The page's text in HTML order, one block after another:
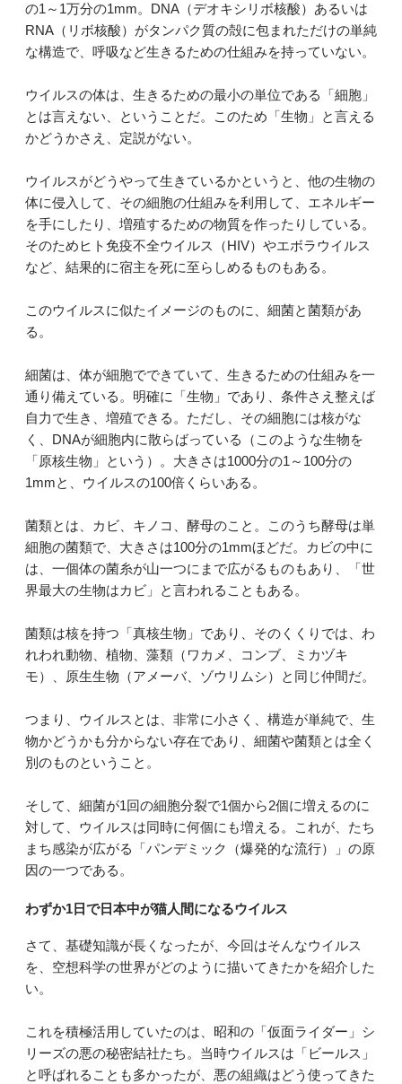
の1～1万分の1mm。DNA（デオキシリボ核酸）あるいは
RNA（リボ核酸）がタンパク質の殻に包まれただけの単純
な構造で、呼吸など生きるための仕組みを持っていない。
ウイルスの体は、生きるための最小の単位である「細胞」
とは言えない、ということだ。このため「生物」と言える
かどうかさえ、定説がない。
ウイルスがどうやって生きているかというと、他の生物の
体に侵入して、その細胞の仕組みを利用して、エネルギー
を手にしたり、増殖するための物質を作ったりしている。
そのためヒト免疫不全ウイルス（HIV）やエボラウイルス
など、結果的に宿主を死に至らしめるものもある。
このウイルスに似たイメージのものに、細菌と菌類があ
る。
細菌は、体が細胞でできていて、生きるための仕組みを一
通り備えている。明確に「生物」であり、条件さえ整えば
自力で生き、増殖できる。ただし、その細胞には核がな
く、DNAが細胞内に散らばっている（このような生物を
「原核生物」という）。大きさは1000分の1～100分の
1mmと、ウイルスの100倍くらいある。
菌類とは、カビ、キノコ、酵母のこと。このうち酵母は単
細胞の菌類で、大きさは100分の1mmほどだ。カビの中に
は、一個体の菌糸が山一つにまで広がるものもあり、「世
界最大の生物はカビ」と言われることもある。
菌類は核を持つ「真核生物」であり、そのくくりでは、わ
れわれ動物、植物、藻類（ワカメ、コンブ、ミカヅキ
モ）、原生生物（アメーバ、ゾウリムシ）と同じ仲間だ。
つまり、ウイルスとは、非常に小さく、構造が単純で、生
物かどうかも分からない存在であり、細菌や菌類とは全く
別のものということ。
そして、細菌が1回の細胞分裂で1個から2個に増えるのに
対して、ウイルスは同時に何個にも増える。これが、たち
まち感染が広がる「パンデミック（爆発的な流行）」の原
因の一つである。
わずか1日で日本中が猫人間になるウイルス
さて、基礎知識が長くなったが、今回はそんなウイルス
を、空想科学の世界がどのように描いてきたかを紹介した
い。
これを積極活用していたのは、昭和の「仮面ライダー」シ
リーズの悪の秘密結社たち。当時ウイルスは「ビールス」
と呼ばれることも多かったが、悪の組織はどう使ってきた